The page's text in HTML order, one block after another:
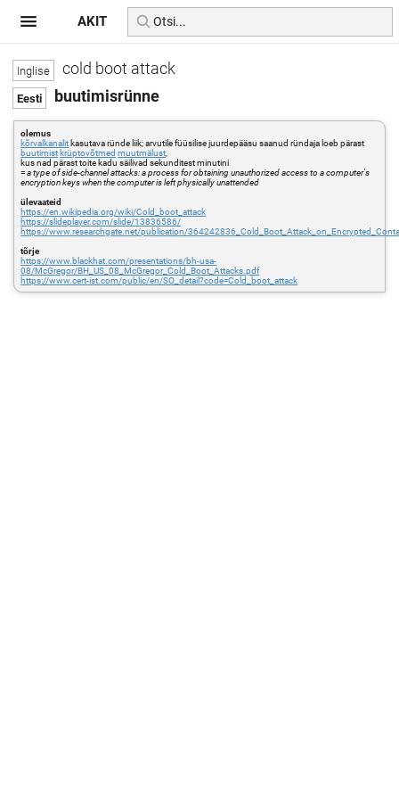
cold boot attack
buutimisrünne
olemus
kõrvalkanalit kasutava ründe liik; arvutile füüsilise juurdepääsu saanud ründaja loeb pärast
buutimist krüptovõtmed muutmälust
kus nad pärast toite kadu säilivad sekunditest minutini
=a type of side-channel attacks: a process for obtaining unauthorized access to a computer's
encryption keys when the computer is left physically unattended
ülevaateid
https://en.wikipedia.org/wiki/Cold_boot_attack
https://slideplayer.com/slide/13836586/
https://www.researchgate.net/publication/
tõrje
https://www.blackhat.com/presentations/bh-usa-
08/McGregor/BH_US_08_McGregor_Cold_Boot_Attacks.pdf
https://www.cert-ist.com/public/en/SO_detail?code=Cold_boot_attack
AKIT